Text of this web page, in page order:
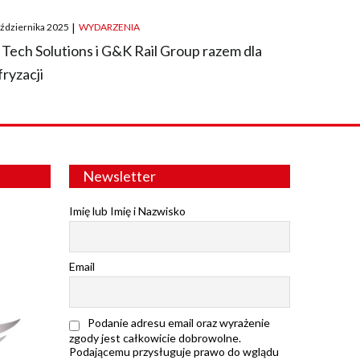
2025 | WYDARZENIA
Tech Solutions i G&K Rail Group razem dla
Newsletter
Imię lub Imię i Nazwisko
Email
Podanie adresu email oraz wyrażenie
zgody jest całkowicie dobrowolne.
Podającemu przysługuje prawo do wglądu